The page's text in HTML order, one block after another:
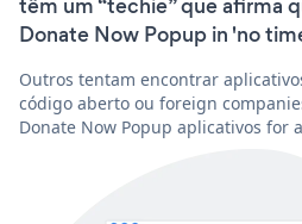
Donate Now Popup in 'no
Outros tentam encontrar
código aberto ou foreign
Donate Now Popup aplicativos for